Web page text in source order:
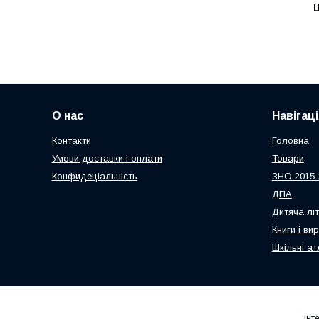
О нас
Контакти
Умови доставки і оплати
Конфидеціальність
Головна
Товари
ЗНО 2015-
ДПА
Дитяча
Книги і
Шкільні